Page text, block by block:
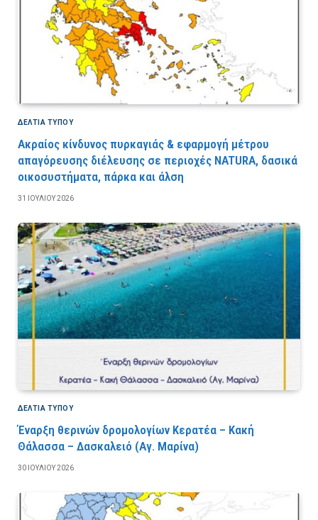
ΔΕΛΤΙΑ ΤΥΠΟΥ
Ακραίος κίνδυνος πυρκαγιάς & εφαρμογή μέτρου
απαγόρευσης διέλευσης σε περιοχές NATURA, δασικά
οικοσυστήματα, πάρκα και άλση
31 ΙΟΥΛΊΟΥ 2026
ΔΕΛΤΙΑ ΤΥΠΟΥ
Έναρξη θερινών δρομολογίων Κερατέα – Κακή
Θάλασσα – Δασκαλειό (Αγ. Μαρίνα)
30 ΙΟΥΛΊΟΥ 2026